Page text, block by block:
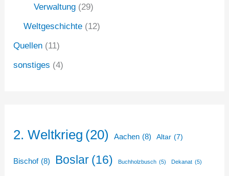
Verwaltung (29)
Weltgeschichte (12)
Quellen (11)
sonstiges (4)
2. Weltkrieg (20) Aachen (8) Altar (7)
Bischof (8) Boslar (16) Buchholzbusch (5) Dekanat (5)